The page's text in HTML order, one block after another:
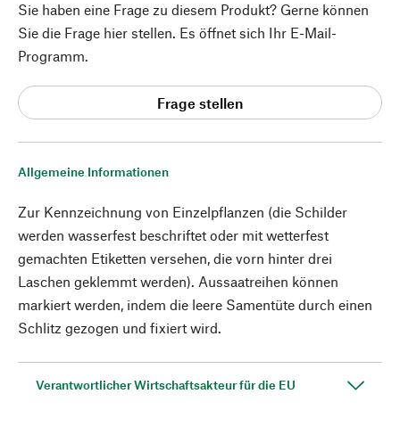
Allgemeine Informationen
Zur Kennzeichnung von Einzelpflanzen (die Schilder
werden wasserfest beschriftet oder mit wetterfest
gemachten Etiketten versehen, die vorn hinter drei
Laschen geklemmt werden). Aussaatreihen können
markiert werden, indem die leere Samentüte durch einen
Schlitz gezogen und fixiert wird.
Verantwortlicher Wirtschaftsakteur für die EU
Sie haben eine Frage zu diesem Produkt? Gerne können
Sie die Frage hier stellen. Es öffnet sich Ihr E-Mail-
Programm.
Frage stellen